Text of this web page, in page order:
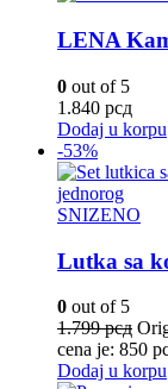
LENA
0 out of 5
1.840 рсд
Dodaj u korpu
-53%
SNIZENO
Lutka sa
0 out of 5
1.799рсд
cena je: 850
Dodaj u korpu